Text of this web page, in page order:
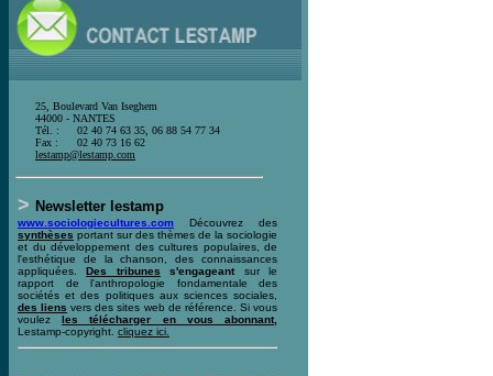
25, Boulevard Van Iseghem
44000 - NANTES
Tél. :
Fax :
02 40 74 63 35, 06 88 54 77 34
02 40 73 16 62
lestamp@lestamp.com
> Newsletter lestamp
www.sociologiecultures.com
Découvrez des
synthèses portant sur des thèmes de la sociologie
et du développement des cultures populaires, de
l'esthétique de la chanson, des connaissances
appliquées.Des tribunes s'engageant sur le
rapport de l'anthropologie fondamentale des
sociétés et des politiques aux sciences sociales,
des liens vers des sites web de référence. Si vous
voulezles télécharger en vous abonnant,
Lestamp-copyright. cliquez ici